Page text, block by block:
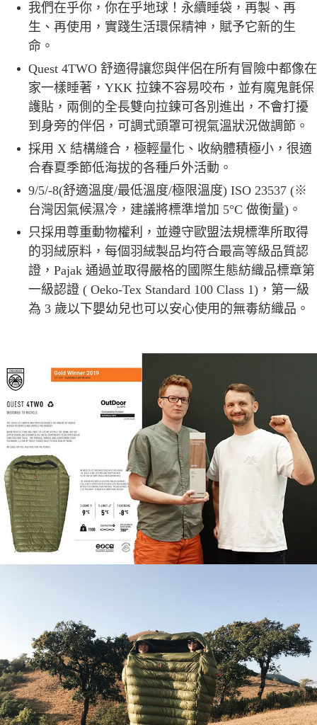
我們在乎你，你在乎地球！永續睡袋，再製、再
生、再使用，實踐生活環保精神，賦予它新的生
命。
Quest 4TWO 舒適得讓您與伴侶在所有冒險中都像在
家一樣睡著，YKK 拉鍊不容易咬布，並有魔鬼氈保
護貼，兩側的全長雙向拉鍊可各別進出，不會打擾
到身旁的伴侶，可調式頭罩可視氣溫狀況做調節。
採用 X 結構縫合，極輕量化、收納體積極小，很適
合春夏季節低海拔的各種戶外活動。
9/5/-8(舒適溫度/最低溫度/極限溫度) ISO 23537 (※
台灣因氣候濕冷，建議將標準增加 5°C 做衡量)。
只採用尊重動物權利，並遵守歐盟法規標準所取得
的羽絨原料，每個羽絨製品均符合最高等級品質認
證，Pajak 通過並取得嚴格的國際生態紡織品標章第
一級認證 ( Oeko-Tex Standard 100 Class 1)，第一級
為 3 歲以下嬰幼兒也可以安心使用的無毒紡織品。